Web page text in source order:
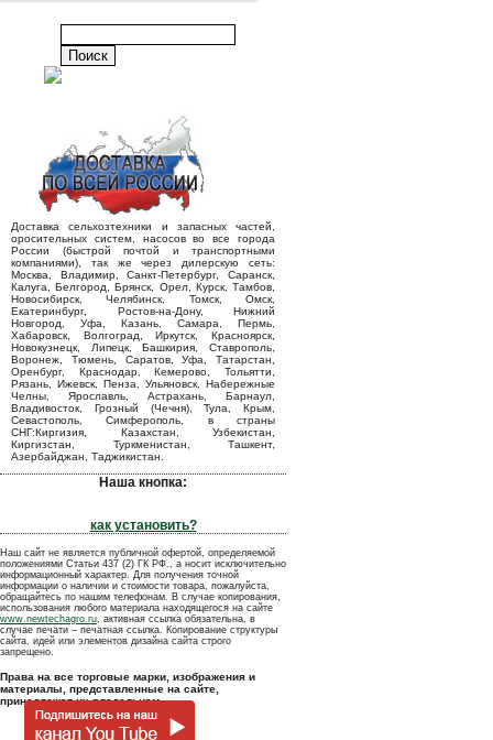
Доставка сельхозтехники и запасных частей,
оросительных систем, насосов во все города
России (быстрой почтой и транспортными
компаниями), так же через дилерскую сеть:
Москва, Владимир, Санкт-Петербург, Саранск,
Калуга, Белгород, Брянск, Орел, Курск, Тамбов,
Новосибирск, Челябинск, Томск, Омск,
Екатеринбург, Ростов-на-Дону, Нижний
Новгород, Уфа, Казань, Самара, Пермь,
Хабаровск, Волгоград, Иркутск, Красноярск,
Новокузнецк, Липецк, Башкирия, Ставрополь,
Воронеж, Тюмень, Саратов, Уфа, Татарстан,
Оренбург, Краснодар, Кемерово, Тольятти,
Рязань, Ижевск, Пенза, Ульяновск, Набережные
Челны, Ярославль, Астрахань, Барнаул,
Владивосток, Грозный (Чечня), Тула, Крым,
Севастополь, Симферополь, в страны
СНГ:Киргизия, Казахстан, Узбекистан,
Киргизстан, Туркменистан, Ташкент,
Азербайджан, Таджикистан.
Наша кнопка:
как установить?
Наш сайт не является публичной офертой, определяемой
положениями Статьи 437 (2) ГК РФ., а носит исключительно
информационный характер. Для получения точной
информации о наличии и стоимости товара, пожалуйста,
обращайтесь по нашим телефонам. В случае копирования,
использования любого материала находящегося на сайте
www.newtechagro.ru, активная ссылка обязательна, в
случае печати – печатная ссылка. Копирование структуры
сайта, идей или элементов дизайна сайта строго
запрещено.
Права на все торговые марки, изображения и
материалы, представленные на сайте,
принадлежат их владельцам.